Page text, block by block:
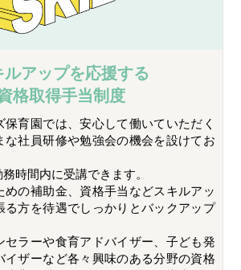
ルアップを応援する
格取得手当制度
保育園では、安心して働いていただく
な社員研修や勉強会の機会を設けてお
時間内に受講できます。
めの補助金、資格手当などスキルアッ
る方を待遇でしっかりとバックアップ
セラーや食育アドバイザー、子ども発
イザーなど各々興味のある分野の資格